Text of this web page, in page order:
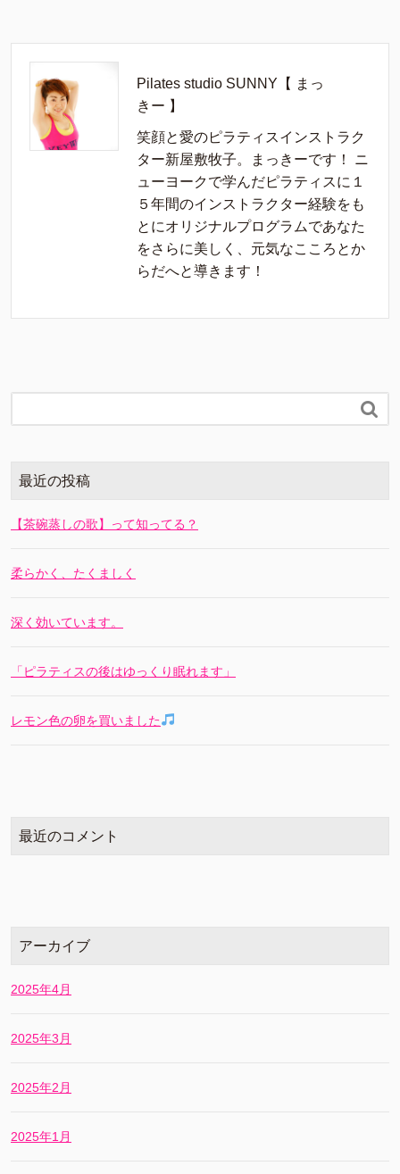
Pilates studio SUNNY【 まっ
きー 】
笑顔と愛のピラティスインストラク
ター新屋敷牧子。まっきーです！ ニ
ューヨークで学んだピラティスに１
５年間のインストラクター経験をも
とにオリジナルプログラムであなた
をさらに美しく、元気なこころとか
らだへと導きます！

最近の投稿
【茶碗蒸しの歌】って知ってる？
柔らかく、たくましく
深く効いています。
「ピラティスの後はゆっくり眠れます」
レモン色の卵を買いました
最近のコメント
アーカイブ
2025年4月
2025年3月
2025年2月
2025年1月